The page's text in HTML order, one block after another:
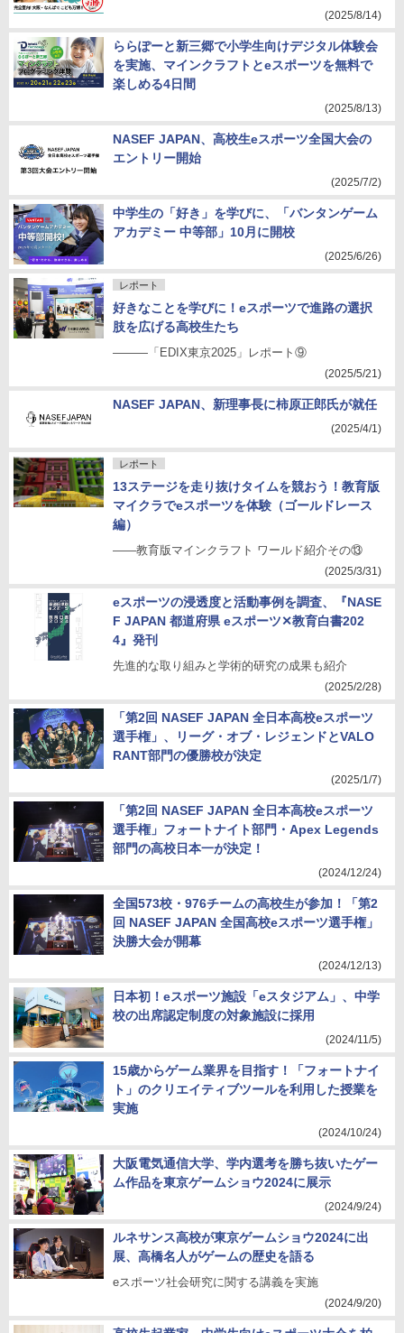
(2025/8/14)
ららぽーと新三郷で小学生向けデジタル体験会
を実施、マインクラフトとeスポーツを無料で
楽しめる4日間
(2025/8/13)
NASEF JAPAN、高校生eスポーツ全国大会の
エントリー開始
(2025/7/2)
中学生の「好き」を学びに、「バンタンゲーム
アカデミー 中等部」10月に開校
(2025/6/26)
レポート
好きなことを学びに！eスポーツで進路の選択
肢を広げる高校生たち
―――「EDIX東京2025」レポート⑨
(2025/5/21)
NASEF JAPAN、新理事長に柿原正郎氏が就任
(2025/4/1)
レポート
13ステージを走り抜けタイムを競おう！教育版
マイクラでeスポーツを体験（ゴールドレース
編）
――教育版マインクラフト ワールド紹介その⑬
(2025/3/31)
eスポーツの浸透度と活動事例を調査、『NASE
F JAPAN 都道府県 eスポーツ✕教育白書202
4』発刊
先進的な取り組みと学術的研究の成果も紹介
(2025/2/28)
「第2回 NASEF JAPAN 全日本高校eスポーツ
選手権」、リーグ・オブ・レジェンドとVALO
RANT部門の優勝校が決定
(2025/1/7)
「第2回 NASEF JAPAN 全日本高校eスポーツ
選手権」フォートナイト部門・Apex Legends
部門の高校日本一が決定！
(2024/12/24)
全国573校・976チームの高校生が参加！「第2
回 NASEF JAPAN 全国高校eスポーツ選手権」
決勝大会が開幕
(2024/12/13)
日本初！eスポーツ施設「eスタジアム」、中学
校の出席認定制度の対象施設に採用
(2024/11/5)
15歳からゲーム業界を目指す！「フォートナイ
ト」のクリエイティブツールを利用した授業を
実施
(2024/10/24)
大阪電気通信大学、学内選考を勝ち抜いたゲー
ム作品を東京ゲームショウ2024に展示
(2024/9/24)
ルネサンス高校が東京ゲームショウ2024に出
展、高橋名人がゲームの歴史を語る
eスポーツ社会研究に関する講義を実施
(2024/9/20)